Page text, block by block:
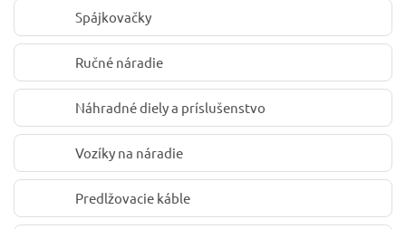
Spájkovačky
Ručné náradie
Náhradné diely a príslušenstvo
Vozíky na náradie
Predlžovacie káble